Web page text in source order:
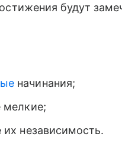
будут
начинания;
мелкие;
их независимость.